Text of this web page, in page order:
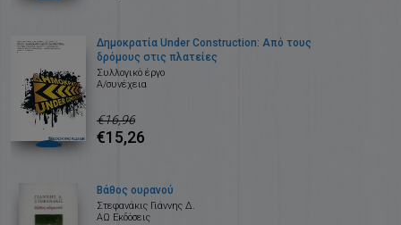
Δημοκρατία Under Construction: Από τους
δρόμους στις πλατείες
Συλλογικό έργο
Α/συνέχεια
€16,96
€15,26
Βάθος ουρανού
Στεφανάκις Γιάννης Δ.
ΑΩ Εκδόσεις